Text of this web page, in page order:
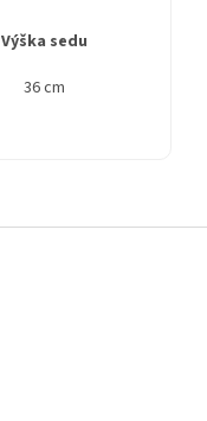
Výška sedu
36 cm